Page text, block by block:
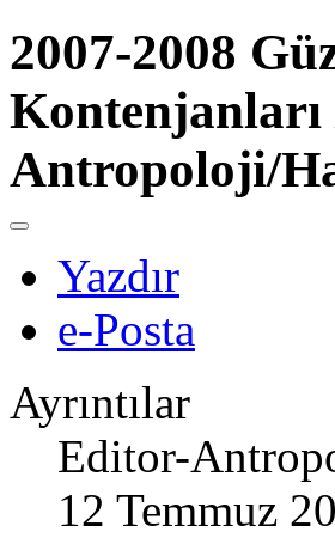
2007-2008
Antropoloji/
Yazdır
e-Posta
Ayrıntılar
Editor-
12 Temmuz